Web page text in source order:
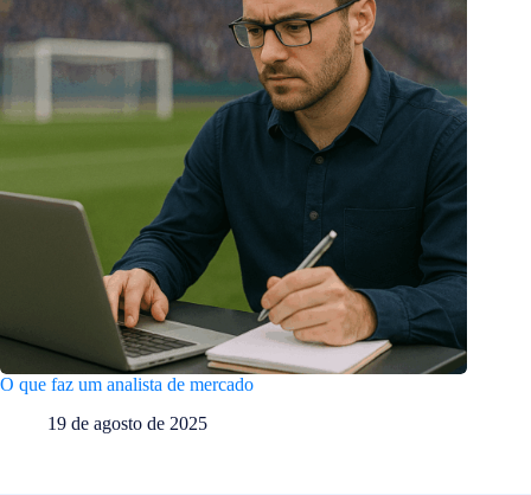
O que faz um analista de mercado
19 de agosto de 2025